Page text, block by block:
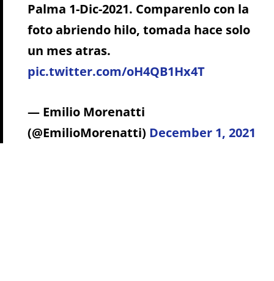
Palma 1-Dic-2021. Comparenlo con la
foto abriendo hilo, tomada hace solo
un mes atras.
pic.twitter.com/oH4QB1Hx4T
— Emilio Morenatti
(@EmilioMorenatti) December 1, 2021